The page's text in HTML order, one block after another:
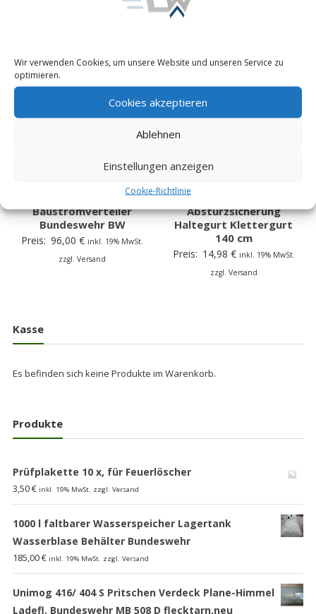
Wir verwenden Cookies, um unsere Website und unseren Service zu
optimieren.
Cookies akzeptieren
Ablehnen
Einstellungen anzeigen
Cookie-Richtlinie
Stromverteiler 16A CEE
220/380V PW Verteiler
Baustromverteiler
Bundeswehr BW
Preis: 96,00€ inkl. 19% MwSt.
zzgl. Versand
Absturzsicherung
Haltegurt Klettergurt
140 cm
Preis: 14,98 € inkl. 19% MwSt.
zzgl. Versand
Kasse
Es befinden sich keine Produkte im Warenkorb.
Produkte
Prüfplakette 10 x, für Feuerlöscher
3,50€ inkl. 19% MwSt. zzgl. Versand
1000 l faltbarer Wasserspeicher Lagertank
Wasserblase Behälter Bundeswehr
185,00€ inkl. 19% MwSt. zzgl. Versand
Unimog 416/ 404 S Pritschen Verdeck Plane-Himmel
Ladefl. Bundeswehr MB 508 D flecktarn,neu